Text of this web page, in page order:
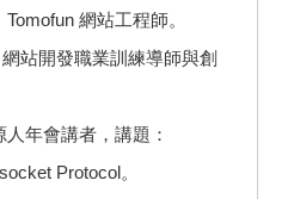
網站工程師。
站開發職業訓練導師與創
年會講者，講題：
Protocol。